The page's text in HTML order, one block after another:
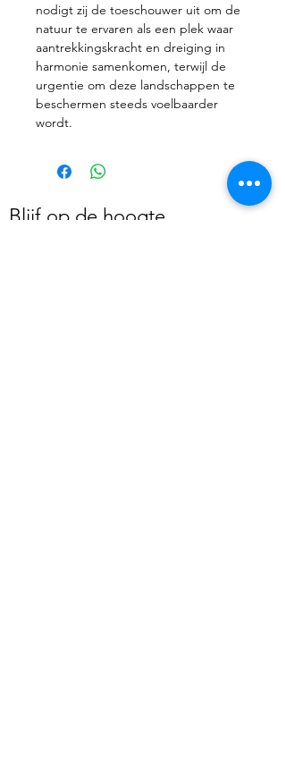
nodigt zij de toeschouwer uit om de
natuur te ervaren als een plek waar
aantrekkingskracht en dreiging in
harmonie samenkomen, terwijl de
urgentie om deze landschappen te
beschermen steeds voelbaarder
wordt.
Blijf op de hoogte